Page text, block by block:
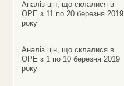
Аналіз цін, що склалися в
ОРЕ з 11 по 20 березня 2019
року
Аналіз цін, що склалися в
ОРЕ з 1 по 10 березня 2019
року